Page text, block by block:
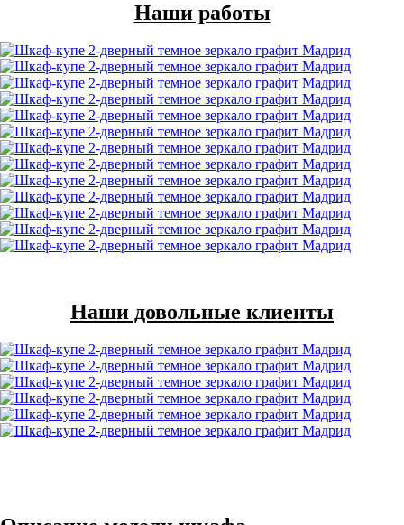
Наши работы
Наши довольные клиенты